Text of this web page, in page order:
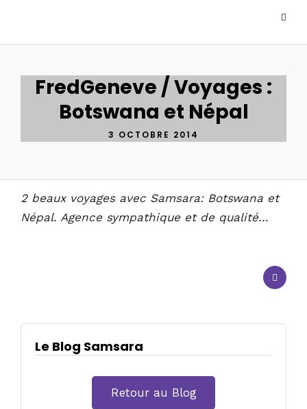
FredGeneve / Voyages :
Botswana et Népal
3 OCTOBRE 2014
2 beaux voyages avec Samsara: Botswana et
Népal. Agence sympathique et de qualité…
Le Blog Samsara
Retour au Blog